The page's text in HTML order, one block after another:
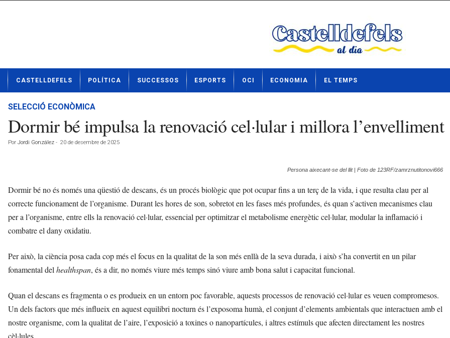
t
CASTELLDEFELS POLÍTICA SUCCESSOS ESPORTS OCI ECONOMIA EL TEMPS
SELECCIÓ ECONÒMICA
Dormir bé impulsa la renovació cel·lular i millora l’envelliment
Por Jordi González - 20 de desembre de 2025
Persona aixecant-se del llit | Foto de 123RF/zamrznutitonovi666
Dormir bé no és només una qüestió de descans, és un procés biològic que pot ocupar fins a un terç de la vida, i que resulta clau per al
correcte funcionament de l’organisme. Durant les hores de son, sobretot en les fases més profundes, és quan s’activen mecanismes clau
per a l’organisme, entre ells la renovació cel·lular, essencial per optimitzar el metabolisme energètic cel·lular, modular la inflamació i
combatre el dany oxidatiu.
Per això, la ciència posa cada cop més el focus en la qualitat de la son més enllà de la seva durada, i això s’ha convertit en un pilar
fonamental del healthspan, és a dir, no només viure més temps sinó viure amb bona salut i capacitat funcional.
Quan el descans es fragmenta o es produeix en un entorn poc favorable, aquests processos de renovació cel·lular es veuen compromesos.
Un dels factors que més influeix en aquest equilibri nocturn és l’exposoma humà, el conjunt d’elements ambientals que interactuen amb el
nostre organisme, com la qualitat de l’aire, l’exposició a toxines o nanopartícules, i altres estímuls que afecten directament les nostres
cèl·lules.